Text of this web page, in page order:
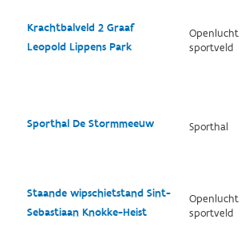
Krachtbalveld 2 Graaf
Leopold Lippens Park
Openlucht
sportveld
Sporthal De Stormmeeuw Sporthal
Staande wipschietstand Sint-
Sebastiaan Knokke-Heist
Openlucht
sportveld